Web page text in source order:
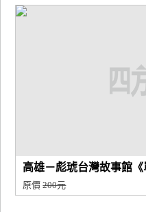
作
商
品
宣
高雄－彪琥台灣故事館
原價200元